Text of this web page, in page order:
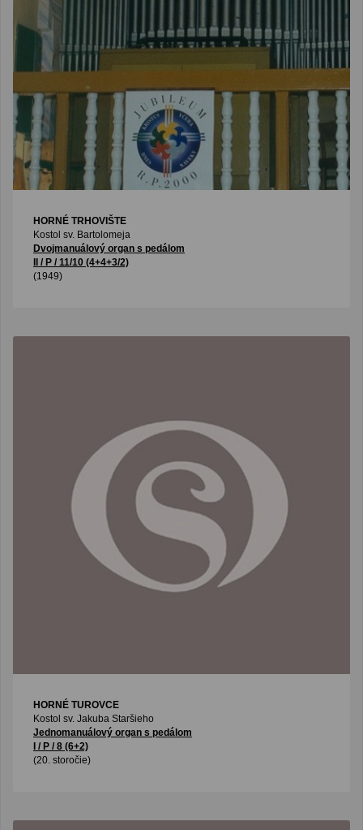
HORNÉ TRHOVIŠTE
Kostol sv. Bartolomeja
Dvojmanuálový organ s pedálom
II / P / 11/10 (4+4+3/2)
(1949)
HORNÉ TUROVCE
Kostol sv. Jakuba Staršieho
Jednomanuálový organ s pedálom
I / P / 8 (6+2)
(20. storočie)